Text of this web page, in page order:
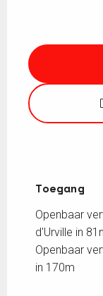
Toegang
Toegang
Openbaar
d'Urville in
Openbaar
in 170m